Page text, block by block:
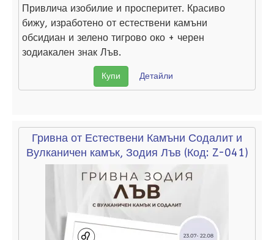
Привлича изобилие и просперитет. Красиво
бижу, изработено от естествени камъни
обсидиан и зелено тигрово око + черен
зодиакален знак Лъв.
Купи Детайли
Гривна от Естествени Камъни Содалит и
Вулканичен камък, Зодия Лъв (Код: Z-041)